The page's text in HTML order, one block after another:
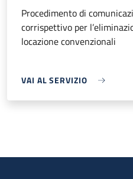
Procedimento di
corrispettivo per
locazione convenzionali
VAI AL SERVIZIO